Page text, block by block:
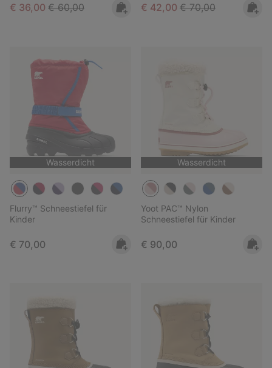
Sale price:
€ 36,00 Regular price:
€ 60,00 Sale price:
€ 42,00 Regular price:
€ 70,00
Wasserdicht
Flurry™ Schneestiefel für
Kinder
Regular price:
€ 70,00
Wasserdicht
Yoot PAC™ Nylon
Schneestiefel für Kinder
Regular price:
€ 90,00